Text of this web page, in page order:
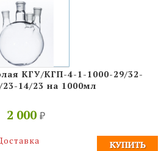
КГУ/КГП-4-1-1000-29/32-
23-14/23 на 1000мл
2 000 ₽